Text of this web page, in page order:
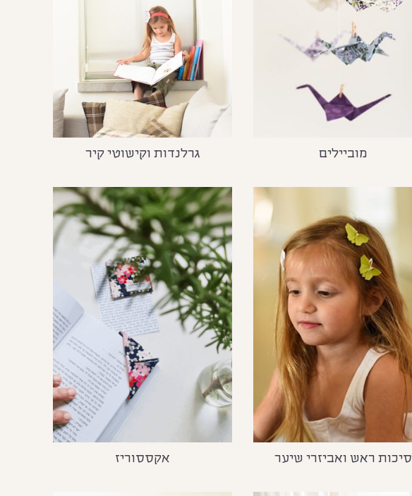
מוביילים גרלנדות וקישוטי קיר
סיכות ראש ואביזרי שיער אקססוריז